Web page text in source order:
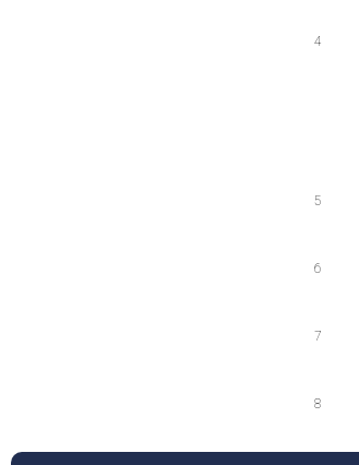
4
5
6
7
8